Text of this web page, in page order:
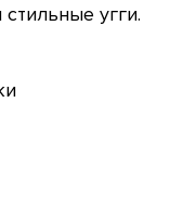
угги.